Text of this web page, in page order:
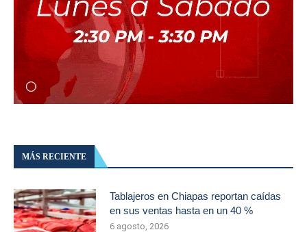
MÁS RECIENTE
Tablajeros en Chiapas reportan caídas
en sus ventas hasta en un 40 %
6 agosto, 2026